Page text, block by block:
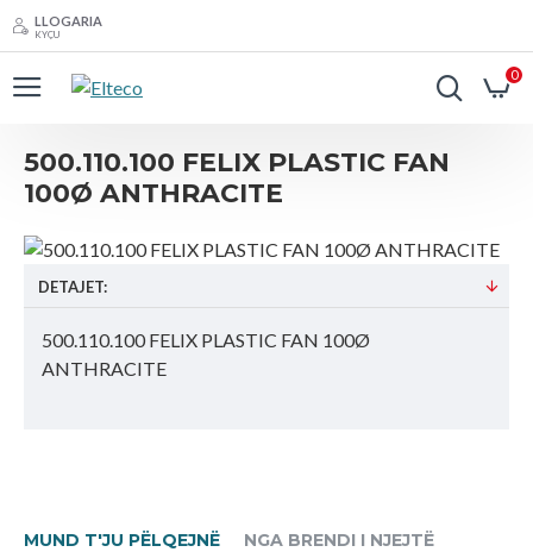
LLOGARIA
KYÇU
0
500.110.100 FELIX PLASTIC FAN
100Ø ANTHRACITE
DETAJET:
500.110.100 FELIX PLASTIC FAN 100Ø
ANTHRACITE
MUND T'JU PËLQEJNË NGA BRENDI I NJEJTË